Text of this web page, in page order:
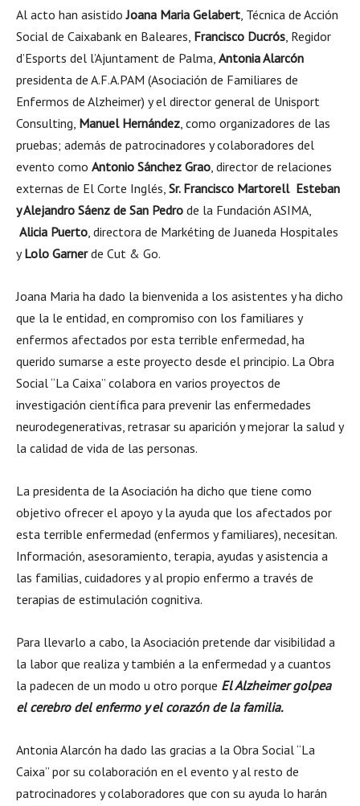
Al acto han asistidoJoana Maria Gelabert, Técnica de Acción
Social de Caixabank en Baleares, Francisco Ducrós, Regidor
d’Esports del l’Ajuntament de Palma, Antonia Alarcón
presidenta de A.F.A.PAM (Asociación de Familiares de
Enfermos de Alzheimer) y el director general de Unisport
Consulting, Manuel Hernández, como organizadores de las
pruebas; además de patrocinadores y colaboradores del
evento como Antonio Sánchez Grao, director de relaciones
externas de El Corte Inglés, Sr. Francisco Martorell Esteban
y Alejandro Sáenz de San Pedro de la Fundación ASIMA,
Alicia Puerto, directora de Markéting de Juaneda Hospitales
yLolo Garnerde Cut & Go.
Joana Maria ha dado la bienvenida a los asistentes y ha dicho
que la le entidad, en compromiso con los familiares y
enfermos afectados por esta terrible enfermedad, ha
querido sumarse a este proyecto desde el principio. La Obra
Social “La Caixa” colabora en varios proyectos de
investigación científica para prevenir las enfermedades
neurodegenerativas, retrasar su aparición y mejorar la salud y
la calidad de vida de las personas.
La presidenta de la Asociación ha dicho que tiene como
objetivo ofrecer el apoyo y la ayuda que los afectados por
esta terrible enfermedad (enfermos y familiares), necesitan.
Información, asesoramiento, terapia, ayudas y asistencia a
las familias, cuidadores y al propio enfermo a través de
terapias de estimulación cognitiva.
Para llevarlo a cabo, la Asociación pretende dar visibilidad a
la labor que realiza y también a la enfermedad y a cuantos
la padecen de un modo u otro porque El Alzheimer golpea
el cerebro del enfermo y el corazón de la familia.
Antonia Alarcón ha dado las gracias a la Obra Social “La
Caixa” por su colaboración en el evento y al resto de
patrocinadores y colaboradores que con su ayuda lo harán